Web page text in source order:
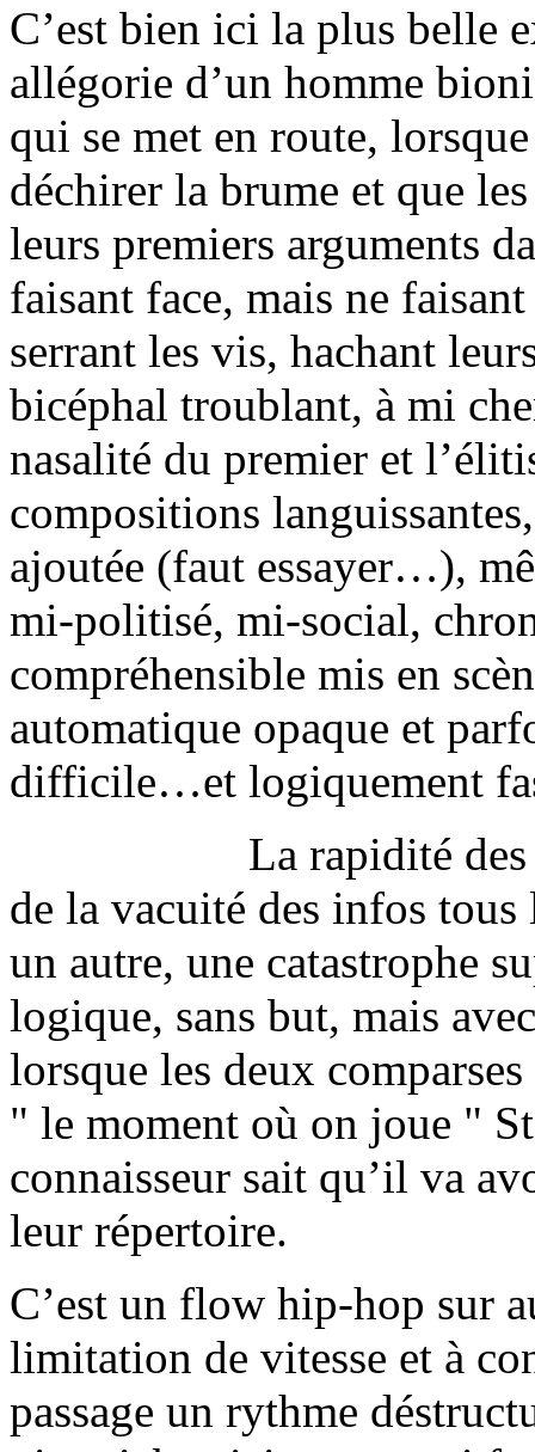
C’est bien ici la plus belle
allégorie d’un homme
qui se met en route,
déchirer la brume et que
leurs premiers arguments
faisant face, mais ne
serrant les vis, hachant
bicéphal troublant, à mi
nasalité du premier et
compositions
ajoutée (faut essayer…),
mi-politisé, mi-social,
compréhensible mis en
automatique opaque et
difficile…et logiquement
La rapidité des
de la vacuité des infos tous
un autre, une catastrophe
logique, sans but, mais
lorsque les deux
" le moment où on joue "
connaisseur sait qu’il va
leur répertoire.
C’est un flow hip-hop sur
limitation de vitesse et à
passage un rythme